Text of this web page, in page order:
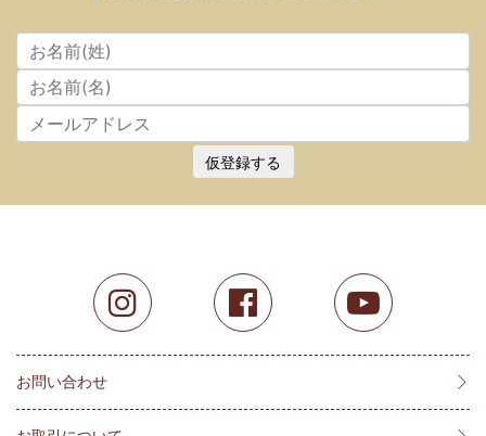
仮登録する
お問い合わせ